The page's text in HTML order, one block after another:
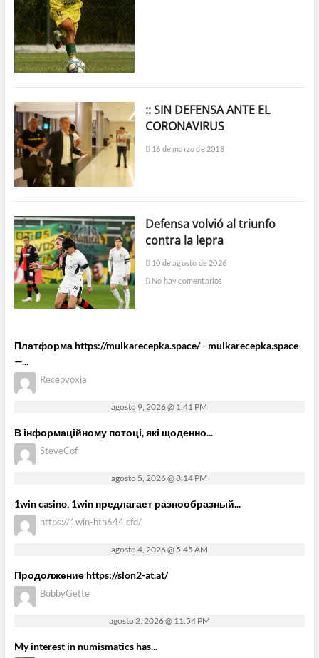
:: SIN DEFENSA ANTE EL
CORONAVIRUS
16 de marzo de 2018
Defensa volvió al triunfo
contra la lepra
10 de agosto de 2026
No hay comentarios
Платформа https://mulkarecepka.space/ - mulkarecepka.space
—...
Recepvoxia
agosto 9, 2026 @ 1:41 PM
В інформаційному потоці, які щоденно...
SteveCof
agosto 5, 2026 @ 8:14 PM
1win casino, 1win предлагает разнообразный...
https://1win-hth644.cfd/
agosto 4, 2026 @ 5:45 AM
Продолжение https://slon2-at.at/
BobbyGette
agosto 2, 2026 @ 11:54 PM
My interest in numismatics has...